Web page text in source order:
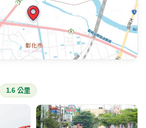
1.6 公里